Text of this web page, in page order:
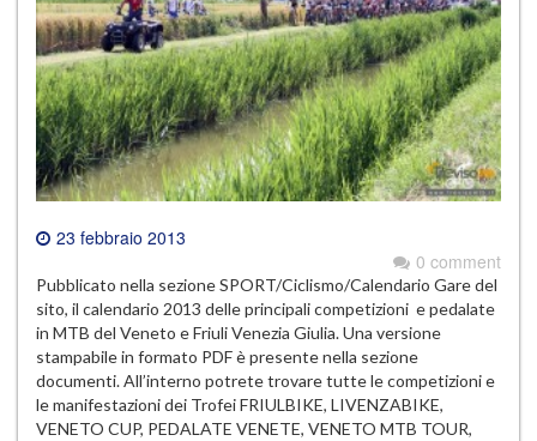
23 febbraio 2013
0 comment
Pubblicato nella sezione SPORT/Ciclismo/Calendario Gare del
sito, il calendario 2013 delle principali competizioni e pedalate
in MTB del Veneto e Friuli Venezia Giulia. Una versione
stampabile in formato PDF è presente nella sezione
documenti. All’interno potrete trovare tutte le competizioni e
le manifestazioni dei Trofei FRIULBIKE, LIVENZABIKE,
VENETO CUP, PEDALATE VENETE, VENETO MTB TOUR,